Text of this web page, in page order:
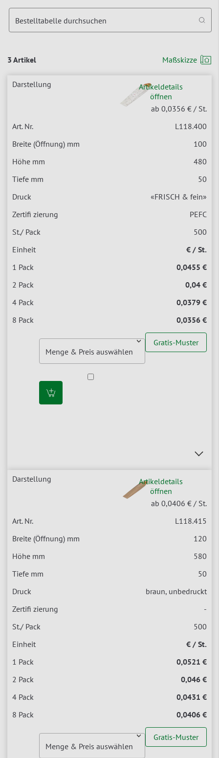
3 Artikel Maßskizze
Bestelltabelle durchsuchen
Artikeldetails
öffnen
ab 0,0356 € / St.
L118.400
100
480
50
«FRISCH & fein»
PEFC
500
€ / St.
0,0455 €
0,04 €
0,0379 €
0,0356 €
Gratis-Muster
Artikeldetails
öffnen
ab 0,0406 € / St.
L118.415
120
580
50
braun, unbedruckt
-
500
€ / St.
0,0521 €
0,046 €
0,0431 €
0,0406 €
Gratis-Muster